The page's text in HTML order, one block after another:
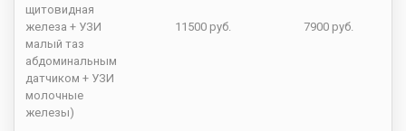
щитовидная
железа + УЗИ
малый таз
абдоминальным
датчиком + УЗИ
молочные
железы)
11500 руб. 7900 руб.